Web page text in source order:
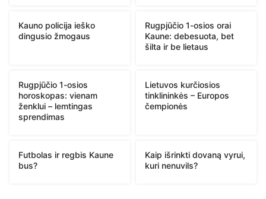
Kauno policija ieško
dingusio žmogaus
Rugpjūčio 1-osios orai
Kaune: debesuota, bet
šilta ir be lietaus
Rugpjūčio 1-osios
horoskopas: vienam
ženklui – lemtingas
sprendimas
Lietuvos kurčiosios
tinklininkės – Europos
čempionės
Futbolas ir regbis Kaune
bus?
Kaip išrinkti dovaną vyrui,
kuri nenuvils?